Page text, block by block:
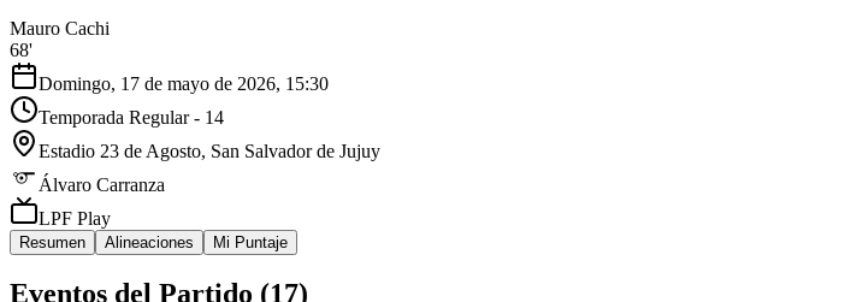
Mauro Cachi
68'
Domingo, 17 de mayo de 2026, 15:30
Temporada Regular - 14
Estadio 23 de Agosto, San Salvador de Jujuy
Álvaro Carranza
LPF Play
Resumen Alineaciones Mi Puntaje
Eventos del Partido (17)